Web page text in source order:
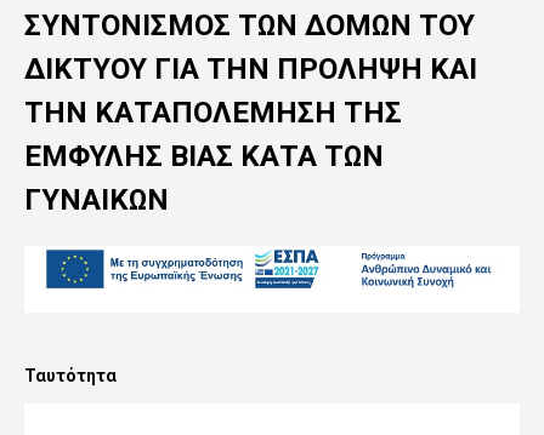
ΣΥΝΤΟΝΙΣΜΟΣ ΤΩΝ ΔΟΜΩΝ ΤΟΥ
ΔΙΚΤΥΟΥ ΓΙΑ ΤΗΝ ΠΡΟΛΗΨΗ ΚΑΙ
ΤΗΝ ΚΑΤΑΠΟΛΕΜΗΣΗ ΤΗΣ
ΕΜΦΥΛΗΣ ΒΙΑΣ ΚΑΤΑ ΤΩΝ
ΓΥΝΑΙΚΩΝ
Ταυτότητα